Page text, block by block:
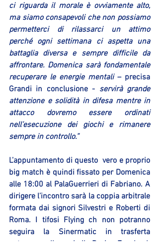
ci riguarda il morale è ovviamente alto,
ma siamo consapevoli che non possiamo
permetterci di rilassarci un attimo
perché ogni settimana ci aspetta una
battaglia diversa e sempre difficile da
affrontare. Domenica sarà fondamentale
recuperare le energie mentali – precisa
Grandi in conclusione - servirà grande
attenzione e solidità in difesa mentre in
attacco dovremo essere ordinati
nell’esecuzione dei giochi e rimanere
sempre in controllo.”
L’appuntamento di questo  vero e proprio
big match è quindi fissato per Domenica
alle 18:00 al PalaGuerrieri di Fabriano. A
dirigere l’incontro sarà la coppia arbitrale
formata dai signori Silvestri e Roberti di
Roma. I tifosi Flying ch non potranno
seguira la Sinermatic in trasferta
potranno collegarsi alla Pagina Facebook